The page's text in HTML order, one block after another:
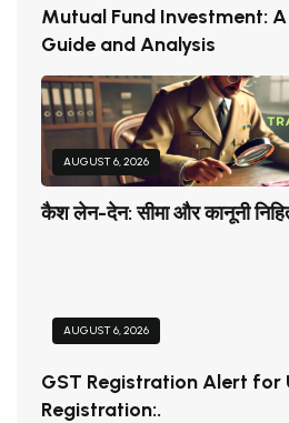
Mutual Fund Investment:
Guide and Analysis
AUGUST 6, 2026
कैश लेन-देन: सीमा और कानूनी
AUGUST 6, 2026
GST Registration Alert for
Registration:.